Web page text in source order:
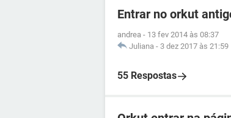
Entrar no orkut
andrea - 13 fev 2014 às 08:37
Juliana - 3 dez 2017 às 21:59
55 Respostas